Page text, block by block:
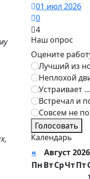
01 июл 2026
0
4
Наш опрос
Оцените
Лучший из
Неплохой
Устраивает
Встречал и
Совсем не
Голосовать
Календарь
« Август
ПнВтСрЧтПт